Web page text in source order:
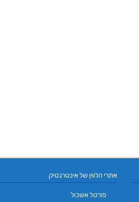
אתרי הלווין של אינטרנטיק
פורטל אשכול